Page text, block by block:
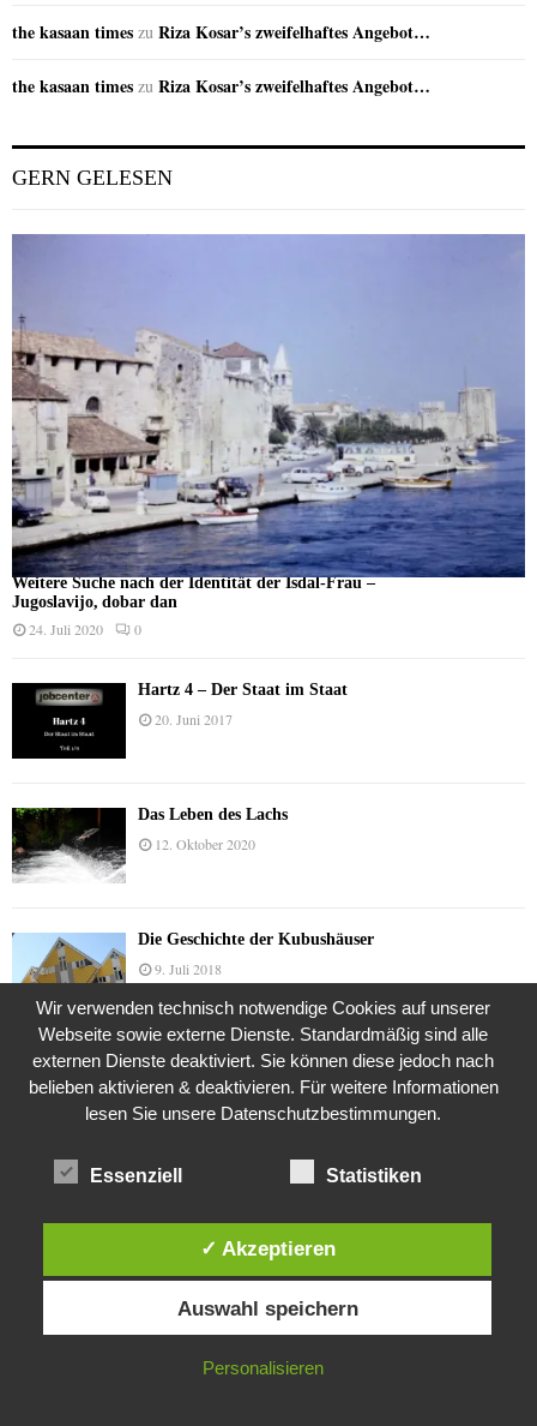
the kasaan times zu Riza Kosar’s zweifelhaftes Angebot…
the kasaan times zu Riza Kosar’s zweifelhaftes Angebot…
GERN GELESEN
Weitere Suche nach der Identität der Isdal-Frau –
Jugoslavijo, dobar dan
24. Juli 2020 0
Hartz 4 – Der Staat im Staat
20. Juni 2017
Das Leben des Lachs
12. Oktober 2020
Die Geschichte der Kubushäuser
9. Juli 2018
Was ist denn das? -Mars „SOL 735“ Rover Curiosity
24. November 2015
3. November 2019
Die Straße radikalisiert jeden Tag ein Stückchen
mehr
26. Oktober 2015
Diese Website verwendet Cookies. Durch die weitere Nutzung dieser
Website stimmst du der Verwendung von Cookies zu.
IN ORDNUNG
Wir verwenden technisch notwendige Cookies auf unserer
Webseite sowie externe Dienste. Standardmäßig sind alle
externen Dienste deaktiviert. Sie können diese jedoch nach
belieben aktivieren & deaktivieren. Für weitere Informationen
lesen Sie unsere Datenschutzbestimmungen.
Essenziell Statistiken
✓ Akzeptieren
Auswahl speichern
Personalisieren